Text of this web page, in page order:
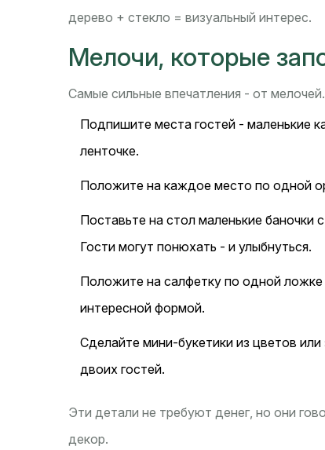
дерево + стекло = визуальный интерес.
Мелочи, которые
Самые сильные впечатления - от
Подпишите места гостей - маленькие
ленточке.
Положите на каждое место по одной
Поставьте на стол маленькие баночки
Гости могут понюхать - и улыбнуться.
Положите на салфетку по одной ложке
интересной формой.
Сделайте мини-букетики из цветов
двоих гостей.
Эти детали не требуют денег, но они
декор.